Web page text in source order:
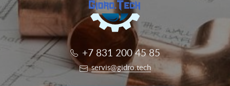
+7 831 200 45 85
servis@gidro.tech